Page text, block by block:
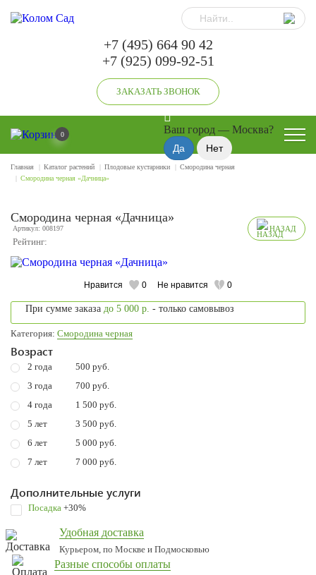
+7 (495) 664 90 42
+7 (925) 099-92-51
ЗАКАЗАТЬ ЗВОНОК
0 Ваш город — Москва?
Главная Каталог растений Плодовые кустарники
Смородина черная
Смородина черная «Дачница»
Смородина черная «Дачница»
Артикул: 008197
Рейтинг:
НАЗАД
Нравится 0 Не нравится 0
При сумме заказа до 5 000 р. - только самовывоз
Категория: Смородина черная
Возраст
2 года
500 руб.
3 года
700 руб.
4 года
1 500 руб.
5 лет
3 500 руб.
6 лет
5 000 руб.
7 лет
7 000 руб.
Дополнительные услуги
Посадка +30%
Удобная доставка
Курьером, по Москве и Подмосковью
Разные способы оплаты